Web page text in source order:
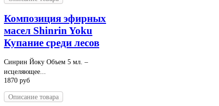
Композиция эфирных
масел Shinrin Yoku
Купание среди лесов
Синрин Йоку Объем 5 мл. –
исцеляющее...
1870 руб
Описание товара